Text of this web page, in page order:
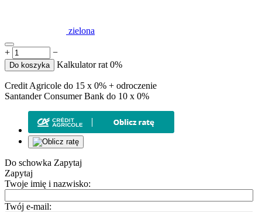
zielona
+ −
Do koszyka Kalkulator rat 0%
Credit Agricole do 15 x 0% + odroczenie
Santander Consumer Bank do 10 x 0%
Do schowka Zapytaj
Zapytaj
Twoje imię i nazwisko:
Twój e-mail: